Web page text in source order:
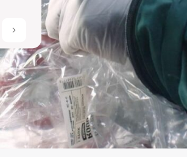
problema.